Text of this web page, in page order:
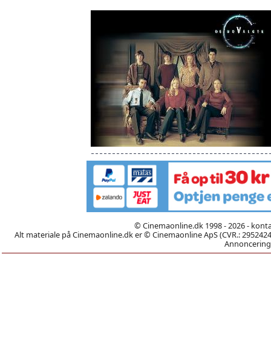
© Cinemaonline.dk 1998 - 2026 -
Alt materiale på Cinemaonline.dk er © Cinemaonline ApS (CVR.: